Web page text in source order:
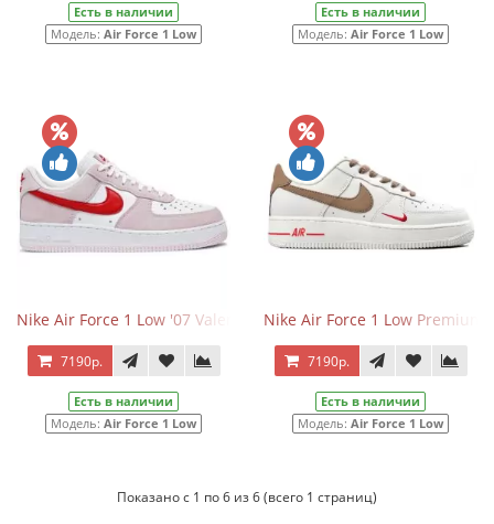
Есть в наличии
Модель: Air Force 1 Low
Есть в наличии
Модель: Air Force 1 Low
Nike Air Force 1 Low '07 Valentine’s Day Love Letter
7190р.
Есть в наличии
Модель: Air Force 1 Low
Nike Air Force 1 Low Premium
7190р.
Есть в наличии
Модель: Air Force 1 Low
Показано с 1 по 6 из 6 (всего 1 страниц)